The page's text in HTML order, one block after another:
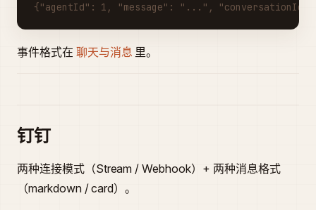
{"agentId": 1, "message": "...",
事件格式在 聊天与消息 里。
钉钉
两种连接模式（Stream / Webhook）+ 两种消息格式
（markdown / card）。